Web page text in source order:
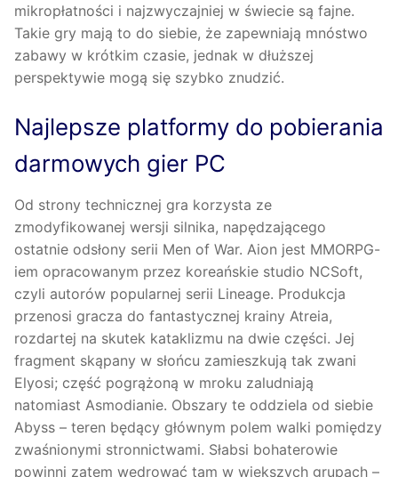
mikropłatności i najzwyczajniej w świecie są fajne.
Takie gry mają to do siebie, że zapewniają mnóstwo
zabawy w krótkim czasie, jednak w dłuższej
perspektywie mogą się szybko znudzić.
Najlepsze platformy do pobierania
darmowych gier PC
Od strony technicznej gra korzysta ze
zmodyfikowanej wersji silnika, napędzającego
ostatnie odsłony serii Men of War. Aion jest MMORPG-
iem opracowanym przez koreańskie studio NCSoft,
czyli autorów popularnej serii Lineage. Produkcja
przenosi gracza do fantastycznej krainy Atreia,
rozdartej na skutek kataklizmu na dwie części. Jej
fragment skąpany w słońcu zamieszkują tak zwani
Elyosi; część pogrążoną w mroku zaludniają
natomiast Asmodianie. Obszary te oddziela od siebie
Abyss – teren będący głównym polem walki pomiędzy
zwaśnionymi stronnictwami. Słabsi bohaterowie
powinni zatem wędrować tam w większych grupach –